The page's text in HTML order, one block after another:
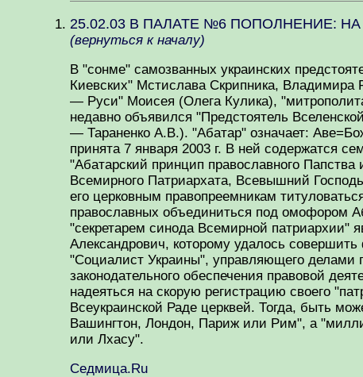
25.02.03 В ПАЛАТЕ №6 ПОПОЛНЕНИЕ:
(вернуться к началу)
В "сонме" самозванных украинских
Киевских" Мстислава Скрипника,
— Руси" Моисея (Олега Кулика),
недавно объявился "Предстоятель
— Тараненко А.В.). "Абатар" означает:
принята 7 января 2003 г. В ней содержатся
"Абатарский принцип православного
Всемирного Патриархата, Всевышний
его церковным правопреемникам
православных объединиться под омофором
"секретарем синода Всемирной патриархии"
Александрович, которому удалось
"Социалист Украины", управляющего делами
законодательного обеспечения правовой
надеяться на скорую регистрацию своего
Всеукраинской Раде церквей. Тогда, быть
Вашингтон, Лондон, Париж или Рим", а
или Лхасу".
Седмица.Ru